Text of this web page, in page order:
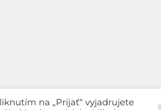
na „Prijať“ vyjadrujete